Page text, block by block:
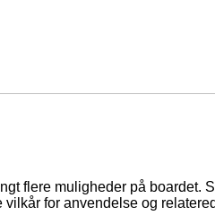
flere muligheder på boardet.
for anvendelse og